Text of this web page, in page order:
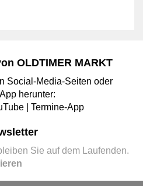
OLDTIMER MARKT
Social-Media-Seiten oder
herunter:
Termine-App
Sie auf dem Laufenden.